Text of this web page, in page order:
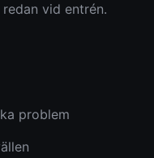
vid entrén.
problem